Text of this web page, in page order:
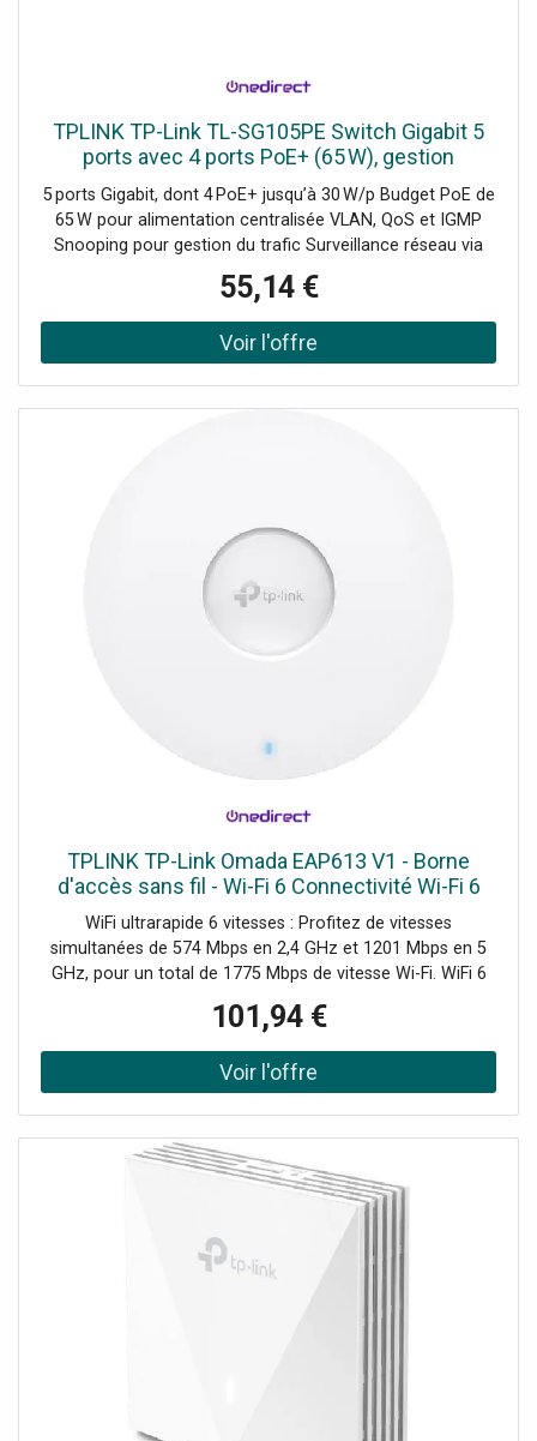
TPLINK TP-Link TL-SG105PE Switch Gigabit 5
ports avec 4 ports PoE+ (65 W), gestion
VLAN/QoS et interface web
5 ports Gigabit, dont 4 PoE+ jusqu’à 30 W/p Budget PoE de
65 W pour alimentation centralisée VLAN, QoS et IGMP
Snooping pour gestion du trafic Surveillance réseau via
interface Web / utils. Smart Fonction PoE Auto Recovery
pour redémarrage automatique Mode fanless pour un
fonctionnement silencieux Installation plug‑and‑play, prêt
en quelques minutes Compact (100 × 100 × 25 mm), design
55,14 €
TPLINK TP-Link Omada EAP613 V1 - Borne
d'accès sans fil - Wi-Fi 6 Connectivité Wi-Fi 6
ultrarapide pour tous vos besoins de réseau !
WiFi ultrarapide 6 vitesses : Profitez de vitesses
simultanées de 574 Mbps en 2,4 GHz et 1201 Mbps en 5
GHz, pour un total de 1775 Mbps de vitesse Wi-Fi. WiFi 6
dispositifs connectés de bénéficier de vitesses plus
rapides. Gestion centralisée via le Cloud : Gérez l'ensemble
du réseau localement ou depuis le cloud via l'interface
web ou l'application Omada. Demander un audit de
101,94 €